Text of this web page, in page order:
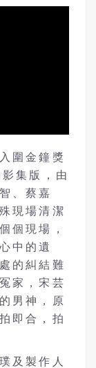
圍金鐘獎
集版，由
、蔡嘉
現場清潔
個現場，
中的遺
的糾結難
家，宋芸
男神，原
即合，拍
及製作人